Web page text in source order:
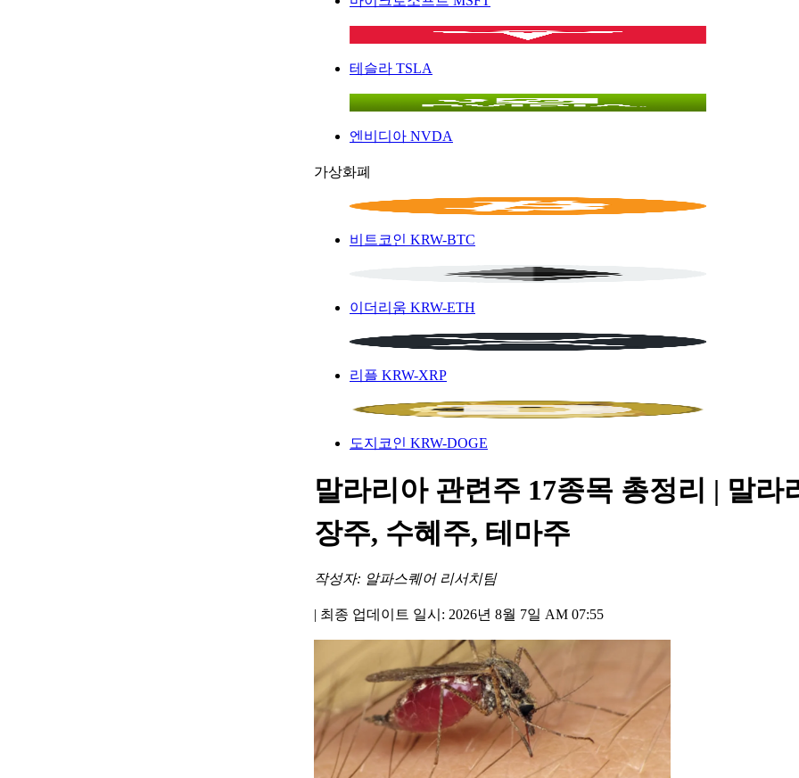
테슬라 TSLA
엔비디아 NVDA
가상화폐
비트코인 KRW-BTC
이더리움 KRW-ETH
리플 KRW-XRP
도지코인 KRW-DOGE
말라리아 관련주 17종목 총정리 | 말라
장주, 수혜주, 테마주
작성자: 알파스퀘어 리서치팀
| 최종 업데이트 일시: 2026년 8월 7일 AM 07:55